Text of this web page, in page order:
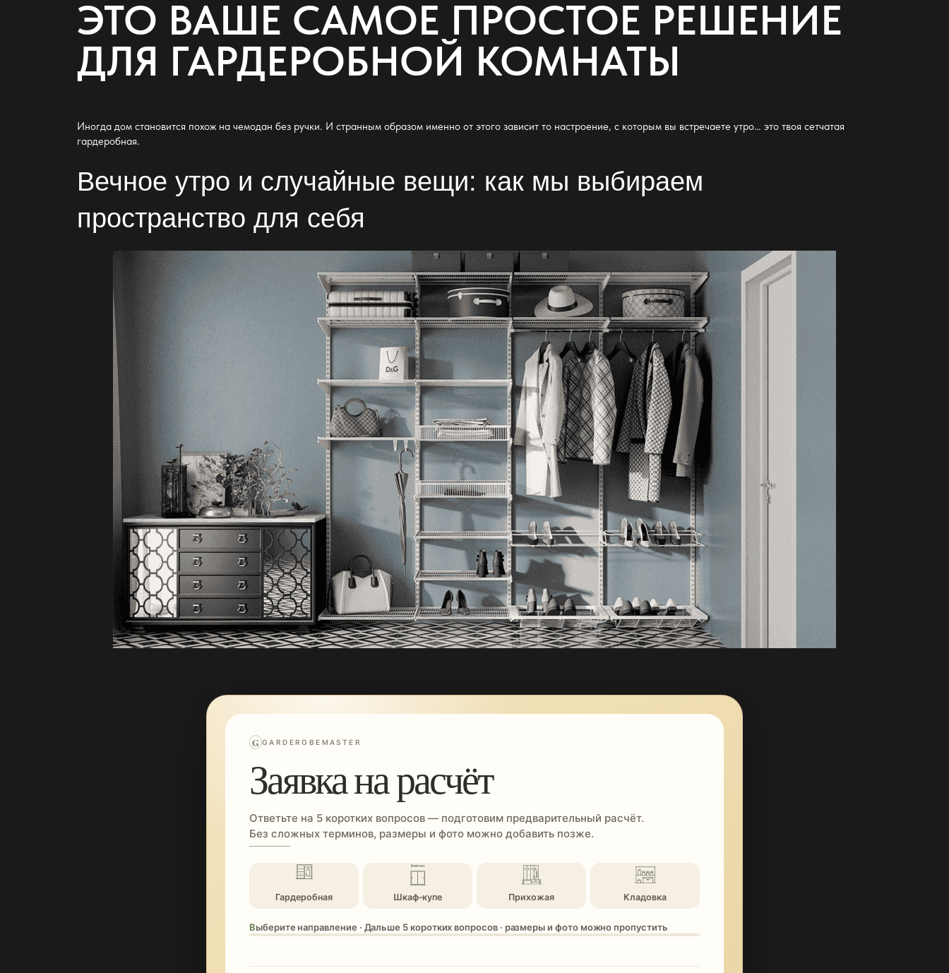
ЭТО ВАШЕ САМОЕ ПРОСТОЕ РЕШЕНИЕ
ДЛЯ ГАРДЕРОБНОЙ КОМНАТЫ
Иногда дом становится похож на чемодан без ручки. И странным образом именно от этого зависит то настроение, с которым вы встречаете утро… это твоясетчатая
гардеробная.
Вечное утро и случайные вещи: как мы выбираем
пространство для себя
G GARDEROBEMASTER
Заявка на расчёт
Ответьте на 5 коротких вопросов — подготовим предварительный расчёт.
Без сложных терминов, размеры и фото можно добавить позже.
Гардеробная Шкаф-купе Прихожая Кладовка
Выберите направление · Дальше 5 коротких вопросов · размеры и фото можно пропустить